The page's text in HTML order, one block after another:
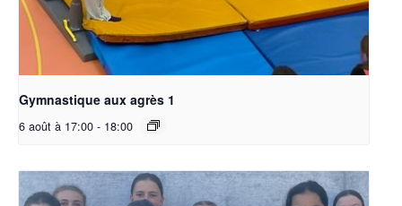
Gymnastique aux agrès 1
6 août à 17:00 - 18:00